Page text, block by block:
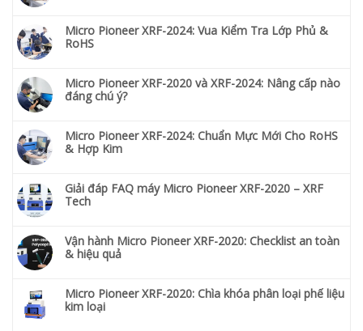
Micro Pioneer XRF-2024: Vua Kiểm Tra Lớp Phủ &
RoHS
Micro Pioneer XRF-2020 và XRF-2024: Nâng cấp nào
đáng chú ý?
Micro Pioneer XRF-2024: Chuẩn Mực Mới Cho RoHS
& Hợp Kim
Giải đáp FAQ máy Micro Pioneer XRF-2020 – XRF
Tech
Vận hành Micro Pioneer XRF-2020: Checklist an toàn
& hiệu quả
Micro Pioneer XRF-2020: Chìa khóa phân loại phế liệu
kim loại